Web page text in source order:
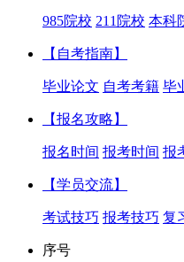
985院校 211院校 本科
【自考指南】
毕业论文 自考考籍 毕
【报名攻略】
报名时间 报考时间 报
【学员交流】
考试技巧 报考技巧 复
序号